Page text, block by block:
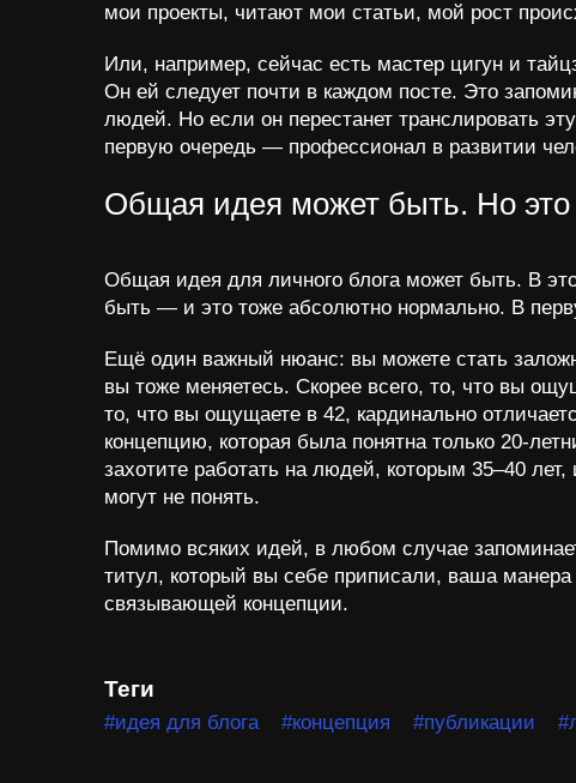
мои проекты, читают мои статьи, мой рост
Или, например, сейчас есть мастер цигун и
Он ей следует почти в каждом посте. Это
людей. Но если он перестанет транслировать
первую очередь — профессионал в развитии
Общая идея может быть. Но это
Общая идея для личного блога может быть. В
быть — и это тоже абсолютно нормально. В
Ещё один важный нюанс: вы можете стать
вы тоже меняетесь. Скорее всего, то, что вы
то, что вы ощущаете в 42, кардинально
концепцию, которая была понятна только 20-
захотите работать на людей, которым 35–40
могут не понять.
Помимо всяких идей, в любом случае
титул, который вы себе приписали, ваша манера
связывающей концепции.
Теги
#идея для блога #концепция #публикации